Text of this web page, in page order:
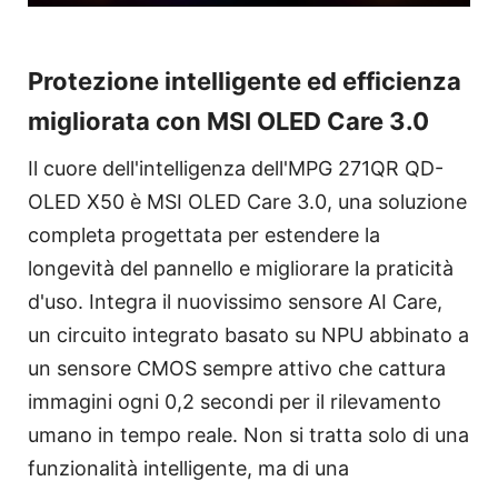
Protezione intelligente ed efficienza
migliorata con MSI OLED Care 3.0
Il cuore dell'intelligenza dell'MPG 271QR QD-
OLED X50 è MSI OLED Care 3.0, una soluzione
completa progettata per estendere la
longevità del pannello e migliorare la praticità
d'uso. Integra il nuovissimo sensore AI Care,
un circuito integrato basato su NPU abbinato a
un sensore CMOS sempre attivo che cattura
immagini ogni 0,2 secondi per il rilevamento
umano in tempo reale. Non si tratta solo di una
funzionalità intelligente, ma di una